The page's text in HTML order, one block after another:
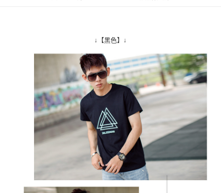
１．於結帳方式選擇「AFTEE先享後付」後，將跳轉至「AFTEE先享後付」
結帳頁面，進行簡訊認證並確認金額後，即可完成結帳。
２．訂單成立數日內，您將收到繳費通知簡訊。
３．收到繳費通知簡訊後14天內，點擊此簡訊中的連結，可透過四大超商／
ATM／網路銀行／等多元方式進行付款，方視為交易完成。
※ 請注意：結帳手續完成當下不需立刻繳費，但若您需要取消訂單，請聯絡
購買商品的店家。未經商家同意取消之訂單仍視為有效，需透過AFTEE先享
後付繳納相關費用。
※ 交易是否成功請以「AFTEE先享後付 」之結帳頁面顯示為準，若有關於
是否繳費成功／繳費後需取消欲退款等相關疑問，請聯繫「AFTEE先享後付
客戶支援中心」
https://netprotections.freshdesk.com/support/home
１．透過由恩沛科技股份有限公司提供之「AFTEE先享後付」服務完成之交
易，需依本服務之必要範圍內提供個人資料，並將交易相關給付款項請求債
權轉讓予恩沛科技股份有限公司。
每筆NT$80，滿NT$1,800(含以上)免運費
每筆NT$80，滿NT$1,800(含以上)免運費
7-11付款取貨
每筆NT$80，滿NT$1,800(含以上)免運費
先付款後7-11取貨
每筆NT$80，滿NT$1,800(含以上)免運費
每筆NT$120，滿NT$3,000(含以上)免運費
↓【黑色】↓